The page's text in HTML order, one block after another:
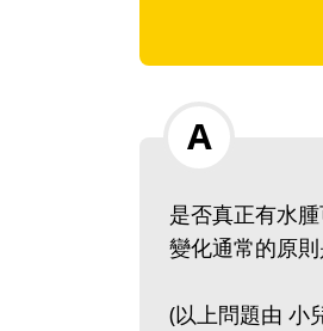
是否真正有水
變化通常的原
(以上問題由 小